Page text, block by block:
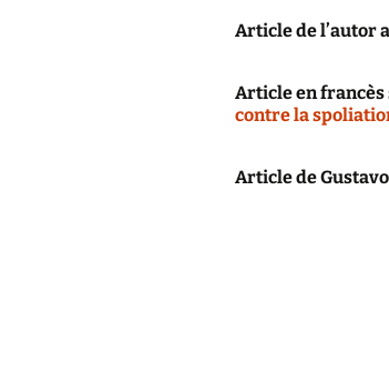
Article de l’autor
Article en francès
contre la
Article de